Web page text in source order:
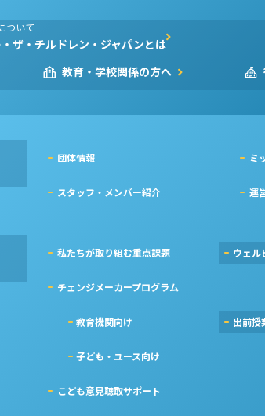
ついて
ザ・チルドレン・ジャパンとは
教育・学校関係の方へ
団体情報 ミ
スタッフ・メンバー紹介 運
私たちが取り組む重点課題 ウェル
チェンジメーカープログラム
教育機関向け 出前授
子ども・ユース向け
こども意見聴取サポート